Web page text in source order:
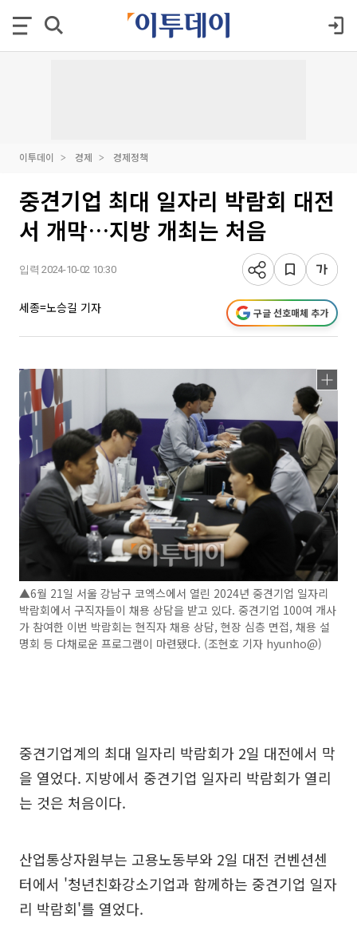
이투데이 경제 경제정책
중견기업 최대 일자리 박람회 대전
서 개막…지방 개최는 처음
입력 2024-10-02 10:30
세종=노승길 기자 구글 선호매체 추가
▲6월 21일 서울 강남구 코엑스에서 열린 2024년 중견기업 일자리
박람회에서 구직자들이 채용 상담을 받고 있다. 중견기업 100여 개사
가 참여한 이번 박람회는 현직자 채용 상담, 현장 심층 면접, 채용 설
명회 등 다채로운 프로그램이 마련됐다. (조현호 기자 hyunho@)
중견기업계의 최대 일자리 박람회가 2일 대전에서 막
을 열었다. 지방에서 중견기업 일자리 박람회가 열리
는 것은 처음이다.
산업통상자원부는 고용노동부와 2일 대전 컨벤션센
터에서 '청년친화강소기업과 함께하는 중견기업 일자
리 박람회'를 열었다.